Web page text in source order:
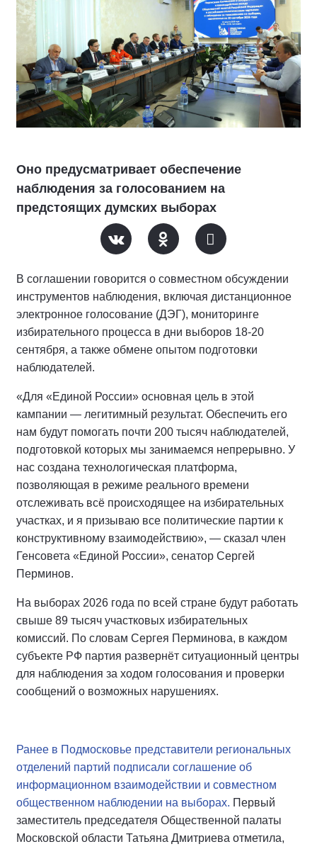
Оно предусматривает обеспечение
наблюдения за голосованием на
предстоящих думских выборах
В соглашении говорится о совместном обсуждении
инструментов наблюдения, включая дистанционное
электронное голосование (ДЭГ), мониторинге
избирательного процесса в дни выборов 18-20
сентября, а также обмене опытом подготовки
наблюдателей.
«Для «Единой России» основная цель в этой
кампании — легитимный результат. Обеспечить его
нам будут помогать почти 200 тысяч наблюдателей,
подготовкой которых мы занимаемся непрерывно. У
нас создана технологическая платформа,
позволяющая в режиме реального времени
отслеживать всё происходящее на избирательных
участках, и я призываю все политические партии к
конструктивному взаимодействию», — сказал член
Генсовета «Единой России», сенатор Сергей
Перминов.
На выборах 2026 года по всей стране будут работать
свыше 89 тысяч участковых избирательных
комиссий. По словам Сергея Перминова, в каждом
субъекте РФ партия развернёт ситуационный центры
для наблюдения за ходом голосования и проверки
сообщений о возможных нарушениях.
Ранее в Подмосковье представители региональных
отделений партий подписали соглашение об
информационном взаимодействии и совместном
общественном наблюдении на выборах. Первый
заместитель председателя Общественной палаты
Московской области Татьяна Дмитриева отметила,